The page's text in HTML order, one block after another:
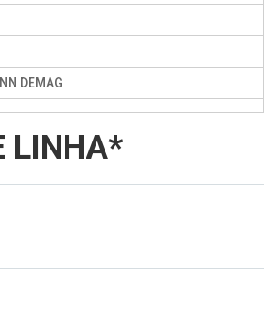
DEMAG
LINHA*